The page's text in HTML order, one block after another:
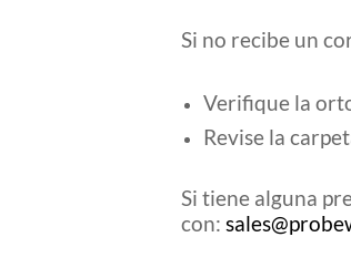
Si no recibe un
Verifique la
Revise la
Si tiene alguna
con: